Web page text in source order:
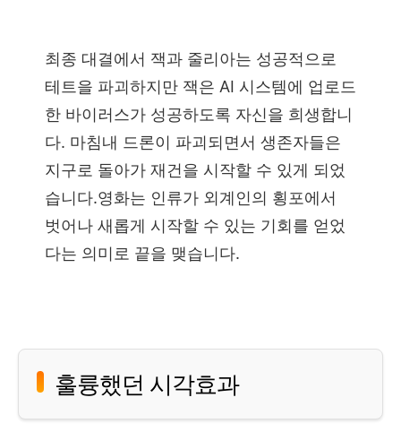
최종 대결에서 잭과 줄리아는 성공적으로
테트을 파괴하지만 잭은 AI 시스템에 업로드
한 바이러스가 성공하도록 자신을 희생합니
다. 마침내 드론이 파괴되면서 생존자들은
지구로 돌아가 재건을 시작할 수 있게 되었
습니다.영화는 인류가 외계인의 횡포에서
벗어나 새롭게 시작할 수 있는 기회를 얻었
다는 의미로 끝을 맺습니다.
훌륭했던 시각효과